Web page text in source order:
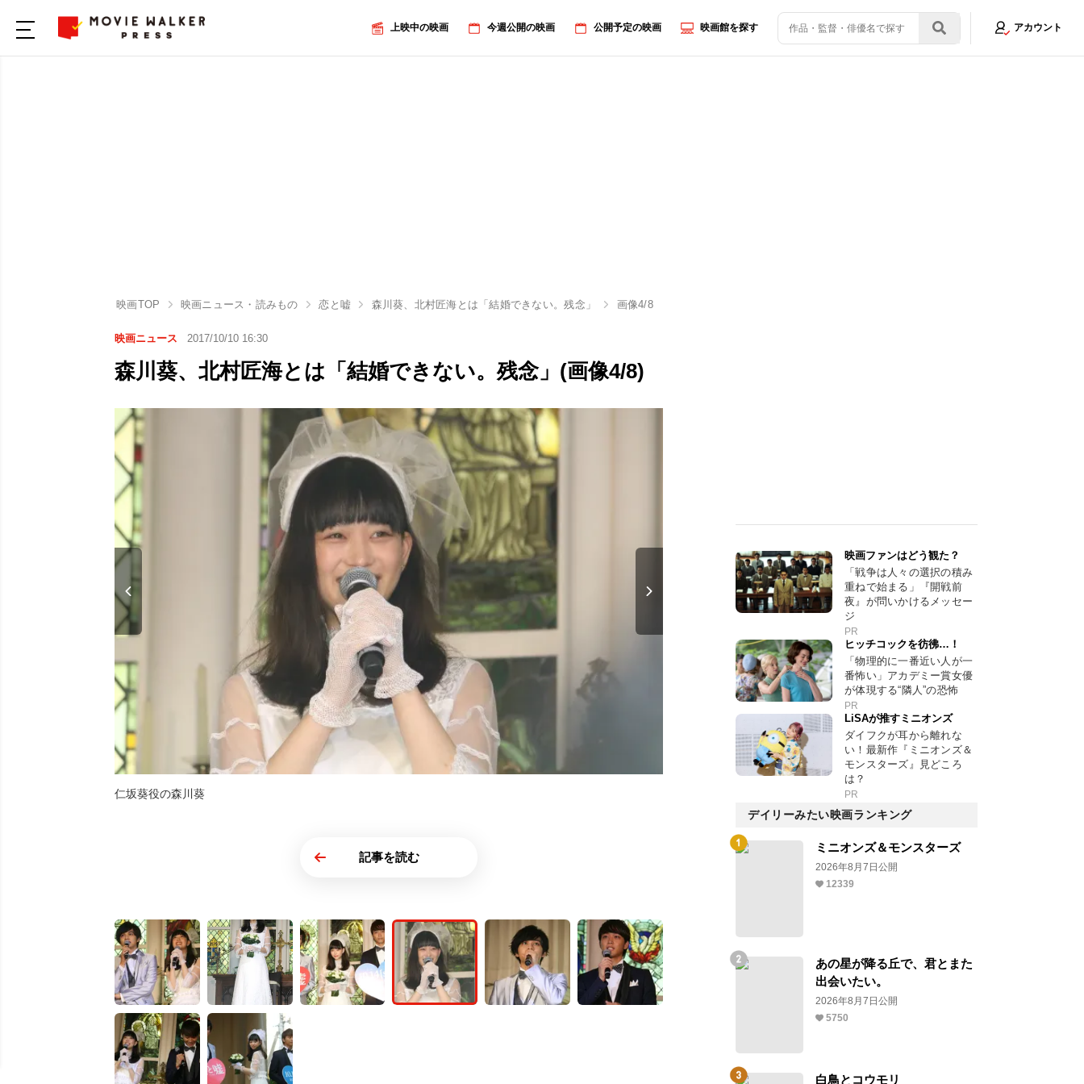
上映中の映画 今週公開の映画 公開予定の映画 映画館を探す アカウント
映画TOP 映画ニュース・読みもの 恋と嘘 森川葵、北村匠海とは「結婚できない。残念」 画像4/8
映画ニュース 2017/10/10 16:30
森川葵、北村匠海とは「結婚できない。残念」(画像4/8)
仁坂葵役の森川葵
記事を読む
映画ファンはどう観た？
「戦争は人々の選択の積み
重ねで始まる」『開戦前
夜』が問いかけるメッセー
ジ
PR
ヒッチコックを彷彿…！
「物理的に一番近い人が一
番怖い」アカデミー賞女優
が体現する“隣人”の恐怖
PR
LiSAが推すミニオンズ
ダイフクが耳から離れな
い！最新作『ミニオンズ＆
モンスターズ』見どころ
は？
PR
デイリーみたい映画ランキング
ミニオンズ＆モンスターズ
2026年8月7日公開
12339
あの星が降る丘で、君とまた
出会いたい。
2026年8月7日公開
5750
白鳥とコウモリ